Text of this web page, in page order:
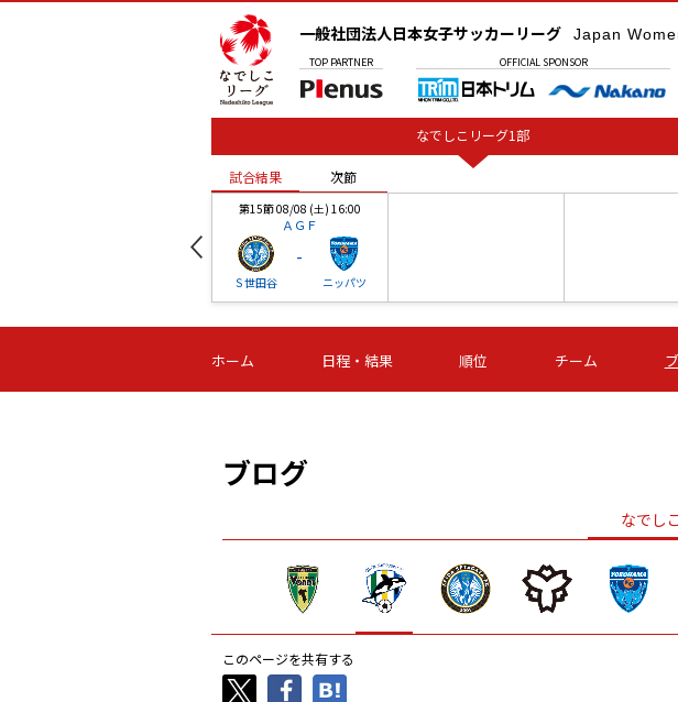
一般社団法人日本女子サッカーリーグ Japan
TOP PARTNER OFFICIAL SPONSOR
なでしこリーグ1部
試合結果 次節
第15節 08/08 (土) 16:00
ＡＧＦ
Ｓ世田谷
-
ニッパツ
-
第16節 09/05 (土) 15:00
ニッパツ
-
第16節 09/05 (土) 15:00
石人の星
-
第16節 09/05 (土
ＡＧＦ
-
試合結果 次節
ホーム 日程・結果 順位 チーム
ブログ
なでし
このページを共有する